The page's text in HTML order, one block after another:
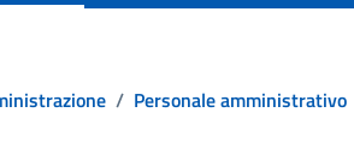
/ Personale amministrativo